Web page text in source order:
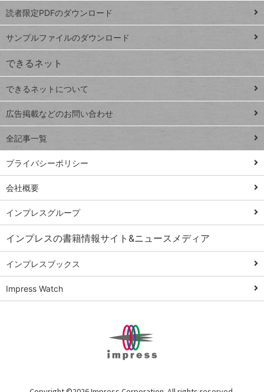
ート
iPhone
VLOOKUP
close
閉じ
る
プ
ペ
ジ
連載
Excel Q&A
トイアンナ流仕
事術
PowerAutomate
ではじめる業務
の完全自動化
AI議事録作成術
Windows 11
Q&A
Teams踏み込み
活用術
Excel講師の仕事
術
俺のメルカリ
読者限定PDFのダウンロード
サンプルファイルのダウンロード
できるネット
できるネットについて
広告掲載などのお問い合わせ
全記事一覧
プライバシーポリシー
会社概要
インプレスグループ
インプレスの書籍情報サイト&ニュースメディア
インプレスブックス
Impress Watch